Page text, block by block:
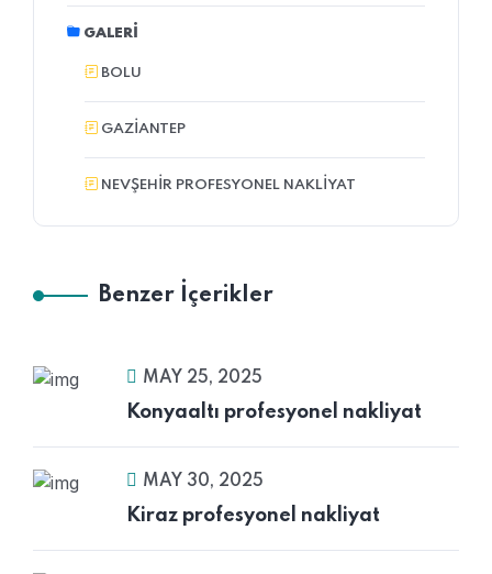
GALERI
BOLU
GAZIANTEP
NEVŞEHIR PROFESYONEL NAKLIYAT
Benzer İçerikler
MAY 25, 2025
Konyaaltı profesyonel nakliyat
MAY 30, 2025
Kiraz profesyonel nakliyat